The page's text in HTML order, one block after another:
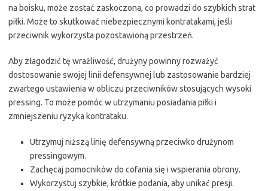
na boisku, może zostać zaskoczona, co prowadzi do szybkich strat
piłki. Może to skutkować niebezpiecznymi kontratakami, jeśli
przeciwnik wykorzysta pozostawioną przestrzeń.
Aby złagodzić tę wrażliwość, drużyny powinny rozważyć
dostosowanie swojej linii defensywnej lub zastosowanie bardziej
zwartego ustawienia w obliczu przeciwników stosujących wysoki
pressing. To może pomóc w utrzymaniu posiadania piłki i
zmniejszeniu ryzyka kontrataku.
Utrzymuj niższą linię defensywną przeciwko drużynom
pressingowym.
Zachęcaj pomocników do cofania się i wspierania obrony.
Wykorzystuj szybkie, krótkie podania, aby unikać presji.